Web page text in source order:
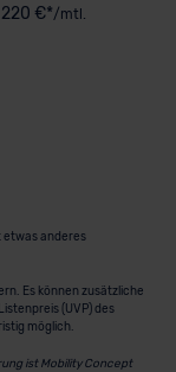
220 €*/mtl.
etwas anderes
Es können zusätzliche
(UVP) des
möglich.
ist Mobility Concept